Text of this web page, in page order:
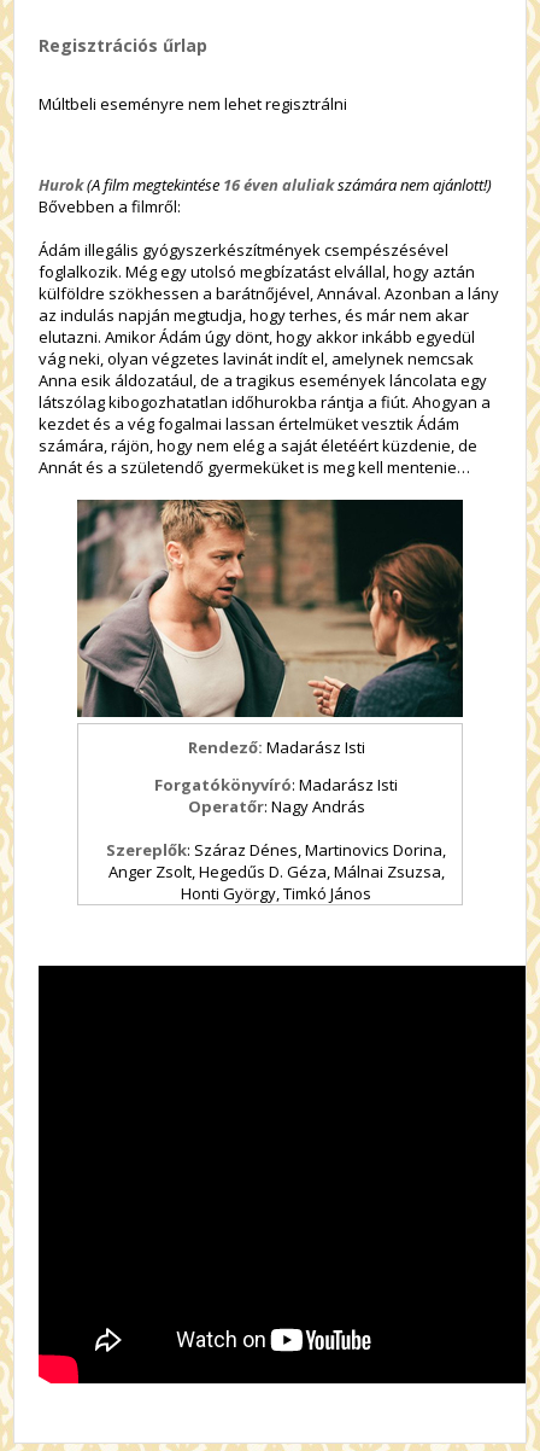
Regisztrációs űrlap
Múltbeli eseményre nem lehet regisztrálni
Hurok(A film megtekintése 16 éven aluliakszámára nem ajánlott!)
Bővebben a filmről:
Ádám illegális gyógyszerkészítmények csempészésével
foglalkozik. Még egy utolsó megbízatást elvállal, hogy aztán
külföldre szökhessen a barátnőjével, Annával. Azonban a lány
az indulás napján megtudja, hogy terhes, és már nem akar
elutazni. Amikor Ádám úgy dönt, hogy akkor inkább egyedül
vág neki, olyan végzetes lavinát indít el, amelynek nemcsak
Anna esik áldozatául, de a tragikus események láncolata egy
látszólag kibogozhatatlan időhurokba rántja a fiút. Ahogyan a
kezdet és a vég fogalmai lassan értelmüket vesztik Ádám
számára, rájön, hogy nem elég a saját életéért küzdenie, de
Annát és a születendő gyermeküket is meg kell mentenie…
Rendező: Madarász Isti
Forgatókönyvíró: Madarász Isti
Operatőr: Nagy András
Szereplők: Száraz Dénes, Martinovics Dorina,
Anger Zsolt, Hegedűs D. Géza, Málnai Zsuzsa,
Honti György, Timkó János